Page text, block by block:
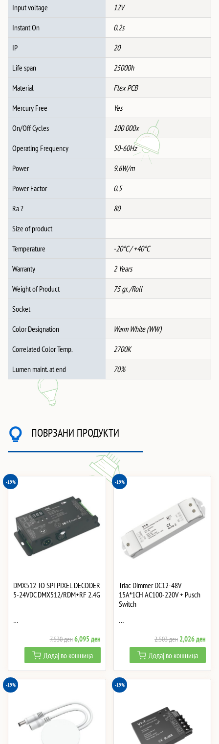
Input voltage 12V
Instant On 0.2s
IP 20
Life span 25000h
Material Flex PCB
Mercury Free Yes
On/Off Cycles 100 000x
Operating Frequency 50-60Hz
Power 9.6W/m
Power Factor 0.5
Ra ? 80
Size of product
Temperature -20°C / +40°C
Warranty 2 Years
Weight of Product 75 gr. /Roll
Socket
Color Designation Warm White (WW)
Correlated Color Temp. 2700K
Lumen maint. at end 70%
ПОВРЗАНИ ПРОДУКТИ
-19%
DMX512 TO SPI PIXEL DECODER
5-24VDC DMX512/RDM+RF 2.4G
…
7,530денOriginal
price
was:
7,530 ден.
6,095денCurrent
price
is:
6,095 ден.
Додај во кошница
-19%
Triac Dimmer DC12-48V
15A*1CH AC100-220V + Pusch
Switch
…
2,503ден Original
price
was:
2,503 ден.
2,026ден
price
is:
Додај во кошница
-19% -19%